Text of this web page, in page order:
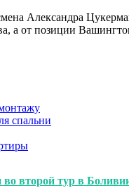
Александра
а от позиции
спальни
второй тур в